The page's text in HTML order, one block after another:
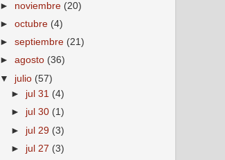
► noviembre (20)
►octubre (4)
►septiembre (21)
►agosto (36)
▼ julio (57)
► jul 31 (4)
► jul 30 (1)
► jul 29 (3)
► jul 27 (3)